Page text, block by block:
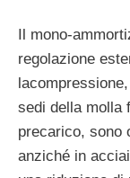
Il mono-
regolazione
sedi della molla
precarico, sono
anziché in